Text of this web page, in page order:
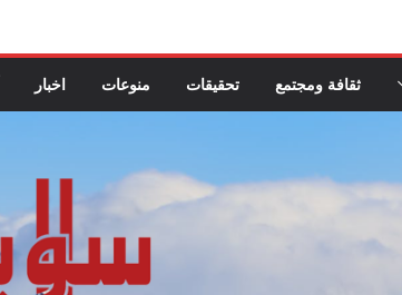
ثقافة ومجتمع تحقيقات منوعات اخبار